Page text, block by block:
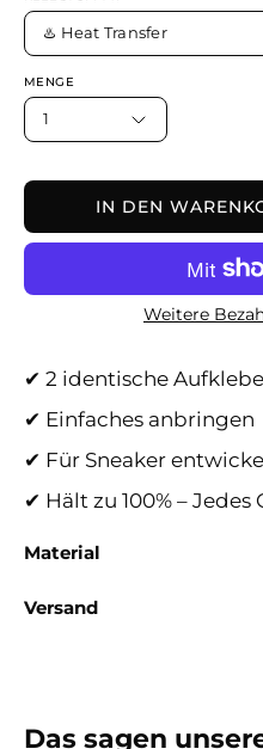
♨️ Heat Transfer
MENGE
1
IN DEN
Weitere
✔ 2 identische
✔ Einfaches anbringen
✔ Für Sneaker
✔ Hält zu 100% –
Material
Versand
Das sagen